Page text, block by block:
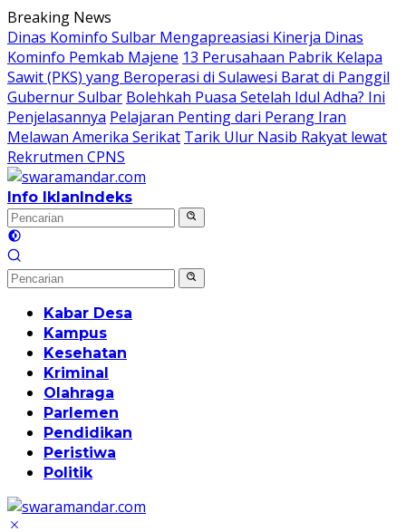
Langsung
ke
konten
Breaking News
Dinas Kominfo Sulbar Mengapreasiasi Kinerja Dinas
Kominfo Pemkab Majene 13 Perusahaan Pabrik Kelapa
Sawit (PKS) yang Beroperasi di Sulawesi Barat di Panggil
Gubernur Sulbar Bolehkah Puasa Setelah Idul Adha? Ini
Penjelasannya Pelajaran Penting dari Perang Iran
Melawan Amerika Serikat Tarik Ulur Nasib Rakyat lewat
Rekrutmen CPNS
Info IklanIndeks
Kabar Desa
Kampus
Kesehatan
Kriminal
Olahraga
Parlemen
Pendidikan
Peristiwa
Politik